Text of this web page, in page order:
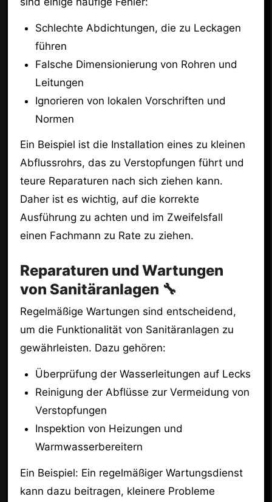
Schlechte Abdichtungen, die zu Leckagen
führen
Falsche Dimensionierung von Rohren und
Leitungen
Ignorieren von lokalen Vorschriften und
Normen
Ein Beispiel ist die Installation eines zu kleinen
Abflussrohrs, das zu Verstopfungen führt und
teure Reparaturen nach sich ziehen kann.
Daher ist es wichtig, auf die korrekte
Ausführung zu achten und im Zweifelsfall
einen Fachmann zu Rate zu ziehen.
Reparaturen und Wartungen
von Sanitäranlagen 🔧
Regelmäßige Wartungen sind entscheidend,
um die Funktionalität von Sanitäranlagen zu
gewährleisten. Dazu gehören:
Überprüfung der Wasserleitungen auf Lecks
Reinigung der Abflüsse zur Vermeidung von
Verstopfungen
Inspektion von Heizungen und
Warmwasserbereitern
Ein Beispiel: Ein regelmäßiger Wartungsdienst
kann dazu beitragen, kleinere Probleme